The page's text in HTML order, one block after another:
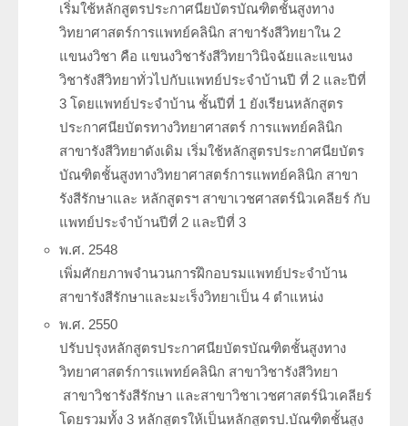
เริ่มใช้หลักสูตรประกาศนียบัตรบัณฑิตชั้นสูงทาง
วิทยาศาสตร์การแพทย์คลินิก สาขารังสีวิทยาใน 2
แขนงวิชา คือ แขนงวิชารังสีวิทยาวินิจฉัยและแขนง
วิชารังสีวิทยาทั่วไปกับแพทย์ประจำบ้านปี ที่ 2 และปีที่
3 โดยแพทย์ประจำบ้าน ชั้นปีที่ 1 ยังเรียนหลักสูตร
ประกาศนียบัตรทางวิทยาศาสตร์ การแพทย์คลินิก
สาขารังสีวิทยาดังเดิม เริ่มใช้หลักสูตรประกาศนียบัตร
บัณฑิตชั้นสูงทางวิทยาศาสตร์การแพทย์คลินิก สาขา
รังสีรักษาและ หลักสูตรฯ สาขาเวชศาสตร์นิวเคลียร์ กับ
แพทย์ประจำบ้านปีที่ 2 และปีที่ 3
พ.ศ. 2548
เพิ่มศักยภาพจำนวนการฝึกอบรมแพทย์ประจำบ้าน
สาขารังสีรักษาและมะเร็งวิทยาเป็น 4 ตำแหน่ง
พ.ศ. 2550
ปรับปรุงหลักสูตรประกาศนียบัตรบัณฑิตชั้นสูงทาง
วิทยาศาสตร์การแพทย์คลินิก สาขาวิชารังสีวิทยา
สาขาวิชารังสีรักษา และสาขาวิชาเวชศาสตร์นิวเคลียร์
โดยรวมทั้ง 3 หลักสูตรให้เป็นหลักสูตรป.บัณฑิตชั้นสูง